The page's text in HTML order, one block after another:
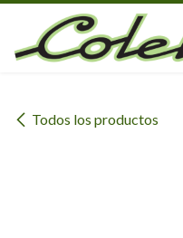
Ir al contenido
Todos los productos